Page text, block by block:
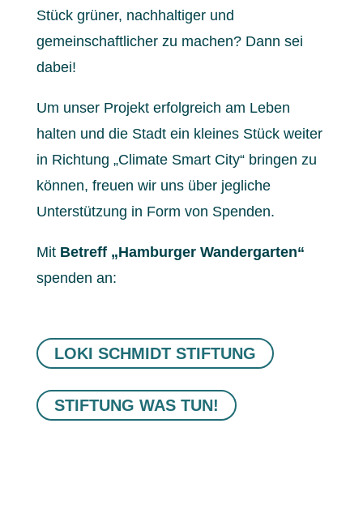
Stück grüner, nachhaltiger und
gemeinschaftlicher zu machen? Dann sei
dabei!
Um unser Projekt erfolgreich am Leben
halten und die Stadt ein kleines Stück weiter
in Richtung „Climate Smart City“ bringen zu
können, freuen wir uns über jegliche
Unterstützung in Form von Spenden.
Mit Betreff „Hamburger Wandergarten“
spenden an:
LOKI SCHMIDT STIFTUNG
STIFTUNG WAS TUN!